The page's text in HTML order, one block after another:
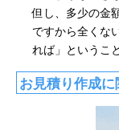
但し、多少の金
ですから全くな
れば」というこ
お見積り作成